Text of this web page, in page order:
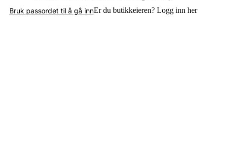
Bruk passordet til å gå innEr du butikkeieren? Logg inn her